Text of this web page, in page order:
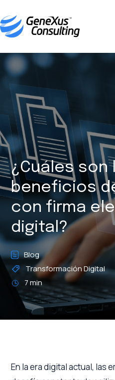
¿Cuáles son
beneficios
con firma
digital?
Blog
Transformación Digital
7 min
En la era digital actual, las